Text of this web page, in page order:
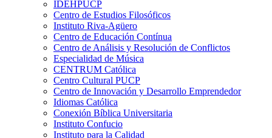
IDEHPUCP
Centro de Estudios Filosóficos
Instituto Riva-Agüero
Centro de Educación Contínua
Centro de Análisis y Resolución de Conflictos
Especialidad de Música
CENTRUM Católica
Centro Cultural PUCP
Centro de Innovación y Desarrollo Emprendedor
Idiomas Católica
Conexión Bíblica Universitaria
Instituto Confucio
Instituto para la Calidad